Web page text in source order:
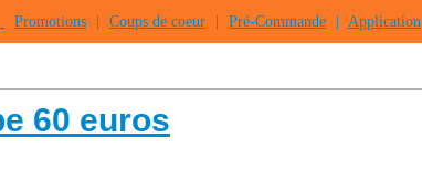
Promotions Coups de coeur Pré-Commande Application
60 euros